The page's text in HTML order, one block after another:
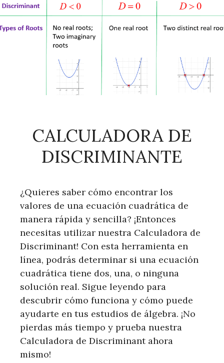
CALCULADORA DE
DISCRIMINANTE
¿Quieres saber cómo encontrar los
valores de una ecuación cuadrática de
manera rápida y sencilla? ¡Entonces
necesitas utilizar nuestra Calculadora de
Discriminant! Con esta herramienta en
línea, podrás determinar si una ecuación
cuadrática tiene dos, una, o ninguna
solución real. Sigue leyendo para
descubrir cómo funciona y cómo puede
ayudarte en tus estudios de álgebra. ¡No
pierdas más tiempo y prueba nuestra
Calculadora de Discriminant ahora
mismo!